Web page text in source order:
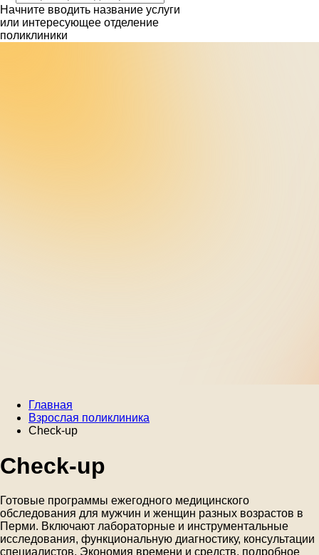
Начните вводить название услуги
или интересующее отделение
поликлиники
Главная
Взрослая поликлиника
Check-up
Check-up
Готовые программы ежегодного медицинского
обследования для мужчин и женщин разных возрастов в
Перми. Включают лабораторные и инструментальные
исследования, функциональную диагностику, консультации
специалистов. Экономия времени и средств, подробное